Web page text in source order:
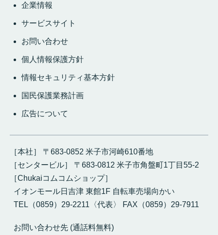
企業情報
サービスサイト
お問い合わせ
個人情報保護方針
情報セキュリティ基本方針
国民保護業務計画
広告について
［本社］ 〒683-0852 米子市河崎610番地
［センタービル］ 〒683-0812 米子市角盤町1丁目55-2
［Chukaiコムコムショップ］
イオンモール日吉津 東館1F 自転車売場向かい
TEL（0859）29-2211〈代表〉 FAX（0859）29-7911
お問い合わせ先 (通話料無料)